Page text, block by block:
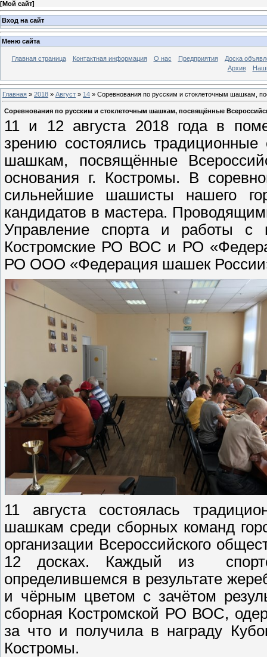
[Мой сайт]
Вход на сайт
Меню сайта
Главная страница Контактная информация О нас Предприятия
Доска
Архив
Главная » 2018 » Август » 14 » Соревнования по русским и стоклеточным шашкам,
Соревнования по русским и стоклеточным шашкам, посвящённые
11 и 12 августа 2018 года в
зрению состоялись
шашкам, посвящённые
основания г. Костромы. В
сильнейшие шашисты нашего
кандидатов в мастера.
Управление спорта и работы с
Костромские РО ВОС и РО
РО ООО «Федерация шашек
11 августа состоялась
шашкам среди сборных команд
организации Всероссийского
12 досках. Каждый из
определившемся в результате
и чёрным цветом с зачётом
сборная Костромской РО ВОС,
за что и получила в награду
Костромы.